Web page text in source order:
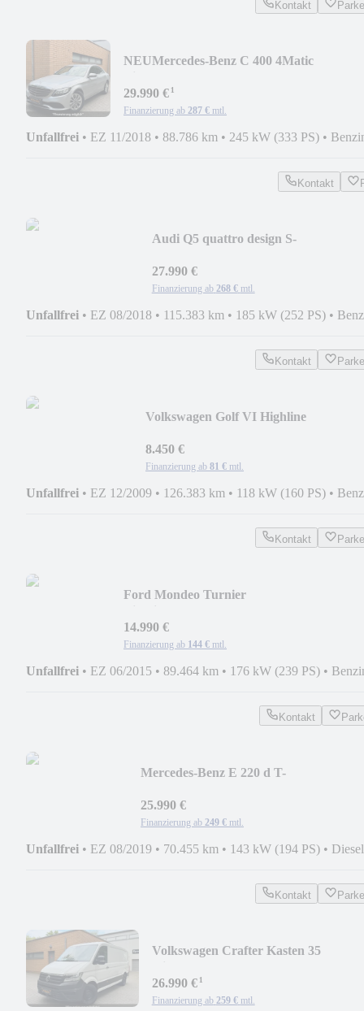
Kontakt
NEUMercedes-Benz C 400 4Matic
29.990 €¹
Finanzierung ab 287 € mtl.
Unfallfrei • EZ 11/2018 • 88.786 km • 245 kW (333 PS) •
Kontakt
Audi Q5 quattro design S-
27.990 €
Finanzierung ab 268 € mtl.
Unfallfrei • EZ 08/2018 • 115.383 km • 185 kW (252 PS) •
Kontakt
Volkswagen Golf VI Highline
8.450 €
Finanzierung ab 81 € mtl.
Unfallfrei • EZ 12/2009 • 126.383 km • 118 kW (160 PS) •
Kontakt
Ford Mondeo Turnier
14.990 €
Finanzierung ab 144 € mtl.
Unfallfrei • EZ 06/2015 • 89.464 km • 176 kW (239 PS) •
Kontakt
Mercedes-Benz E 220 d T-
25.990 €
Finanzierung ab 249 € mtl.
Unfallfrei • EZ 08/2019 • 70.455 km • 143 kW (194 PS) • Diesel
Kontakt
Volkswagen Crafter Kasten 35
26.990 €¹
Finanzierung ab 259 € mtl.